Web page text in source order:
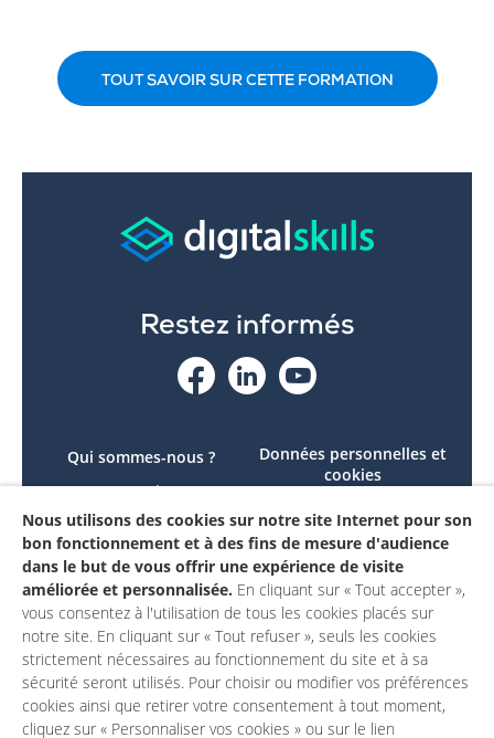
TOUT SAVOIR SUR CETTE FORMATION
Restez informés
Qui sommes-nous ?
Le projet
Contactez-nous
Mon compte
Données personnelles et
cookies
conforme
Mentions légales
Nous utilisons des cookies sur notre site Internet pour son
bon fonctionnement et à des fins de mesure d'audience
dans le but de vous offrir une expérience de visite
améliorée et personnalisée. En cliquant sur « Tout accepter »,
vous consentez à l'utilisation de tous les cookies placés sur
notre site. En cliquant sur « Tout refuser », seuls les cookies
strictement nécessaires au fonctionnement du site et à sa
sécurité seront utilisés. Pour choisir ou modifier vos préférences
cookies ainsi que retirer votre consentement à tout moment,
cliquez sur « Personnaliser vos cookies » ou sur le lien